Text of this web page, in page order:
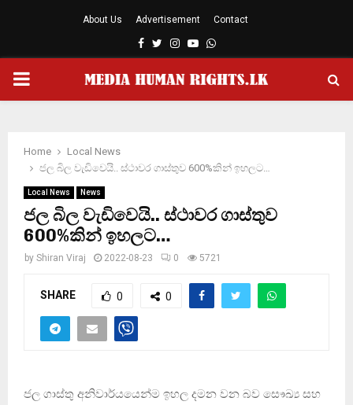
About Us Advertisement Contact
Facebook
TwitterInstagram
YoutubeWhatsapp
PRIMARY
Home
Local News
ජල බිල වැඩිවෙයි.. ස්ථාවර ගාස්තුව 600%කින් ඉහලට…
Local News News
ජල බිල වැඩිවෙයි.. ස්ථාවර ගාස්තුව
600%කින් ඉහලට…
by Shiran Viraj 2022-08-23 0 5721
SHARE 0 0
ජල ගාස්තු අනිවාර්යයෙන්ම ඉහල දමන වන බව සෞඛ්‍ය සහ